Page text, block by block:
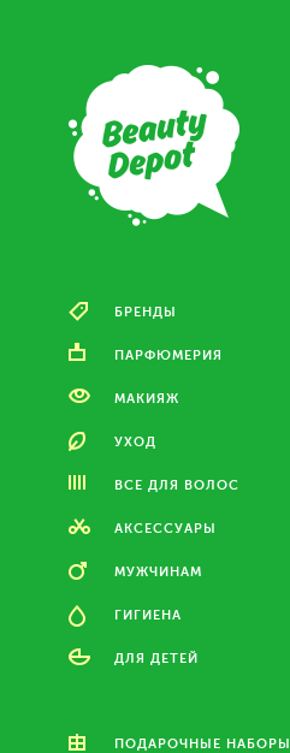
БРЕНДЫ
ПАРФЮМЕРИЯ
МАКИЯЖ
УХОД
ВСЕ ДЛЯ ВОЛОС
АКСЕССУАРЫ
МУЖЧИНАМ
ГИГИЕНА
ДЛЯ ДЕТЕЙ
ПОДАРОЧНЫЕ НАБОРЫ